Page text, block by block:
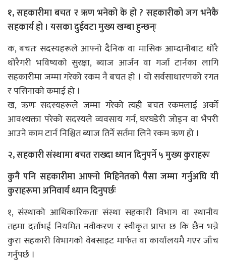
१, सहकारीमा बचत र ऋण भनेको के हो ? सहकारीको जग भनेकै
सहकार्य हो । यसका दुईवटा मुख्य खम्बा हुन्छन्ः
क, बचतः सदस्यहरूले आफ्नो दैनिक वा मासिक आम्दानीबाट थोरै
थोरैगरी भविष्यको सुरक्षा, ब्याज आर्जन वा गर्जा टार्नका लागि
सहकारीमा जम्मा गरेको रकम नै बचत हो । यो सर्वसाधारणको रगत
र पसिनाको कमाई हो ।
ख, ऋणः सदस्यहरूले जम्मा गरेको त्यही बचत रकमलाई अर्को
आवश्यक्ता परेको सदस्यले व्यवसाय गर्न, घरघडेरी जोड्न वा भैपरी
आउने काम टार्न निश्चित ब्याज तिर्ने सर्तमा लिने रकम ऋण हो ।
२, सहकारी संस्थामा बचत राख्दा ध्यान दिनुपर्ने ५ मुख्य कुराहरूः
कुनै पनि सहकारीमा आफ्नो मिहिनेतको पैसा जम्मा गर्नुअघि यी
कुराहरूमा अनिवार्य ध्यान दिनुपर्छः
१, संस्थाको आधिकारिकताः संस्था सहकारी विभाग वा स्थानीय
तहमा दर्ताभई नियमित नवीकरण र स्वीकृत प्राप्त छ कि छैन भन्ने
कुरा सहकारी विभागको वेबसाइट मार्फत वा कार्यालयमै गएर जाँच
गर्नुपर्छ ।